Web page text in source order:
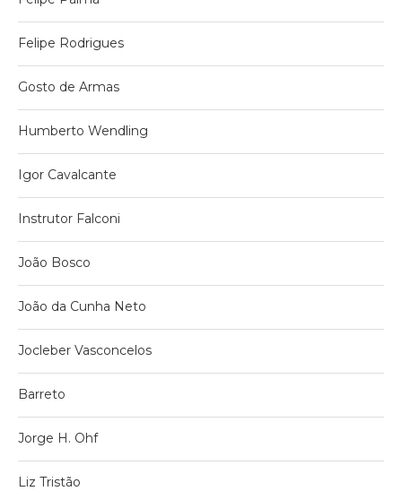
Felipe Rodrigues
Gosto de Armas
Humberto Wendling
Igor Cavalcante
Instrutor Falconi
João Bosco
João da Cunha Neto
Jocleber Vasconcelos
Barreto
Jorge H. Ohf
Liz Tristão